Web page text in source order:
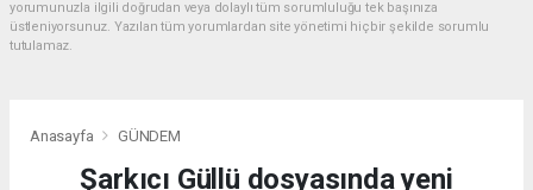
yorumunuzla ilgili doğrudan veya dolaylı tüm sorumluluğu tek başınıza
üstleniyorsunuz. Yazılan tüm yorumlardan site yönetimi hiçbir şekilde sorumlu
tutulamaz.
Anasayfa GÜNDEM
Şarkıcı Güllü dosyasında yeni